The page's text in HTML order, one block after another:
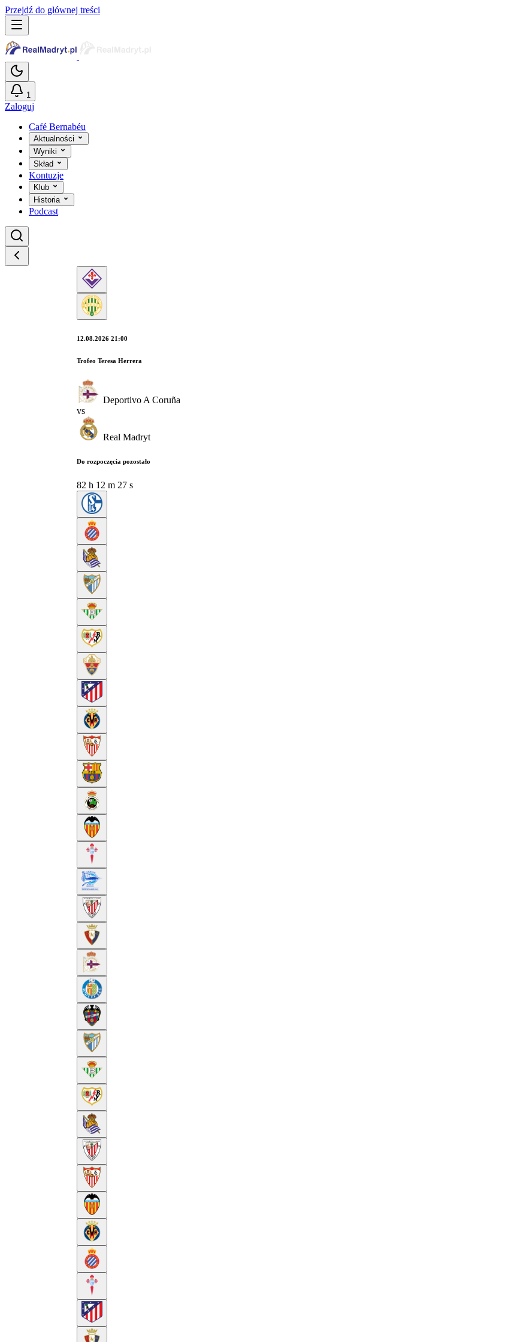
Przejdź do głównej treści
1
Zaloguj
Café Bernabéu
Aktualności
Wyniki
Skład
Kontuzje
Klub
Historia
Podcast
12.08.2026 21:00
Trofeo Teresa Herrera
Deportivo A Coruña
vs
Real Madryt
Do rozpoczęcia pozostało
82 h 12 m 26 s